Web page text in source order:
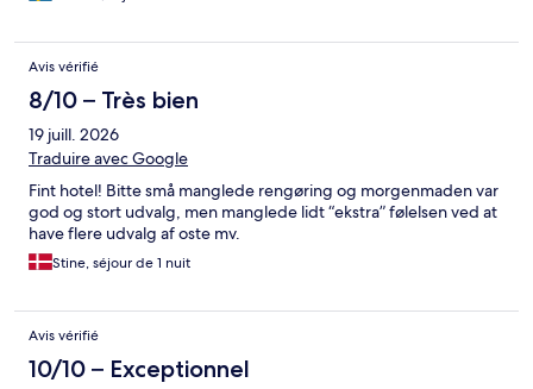
Avis vérifié
8/10 – Très bien
19 juill. 2026
Traduire avec Google
Fint hotel! Bitte små manglede rengøring og morgenmaden var
god og stort udvalg, men manglede lidt “ekstra” følelsen ved at
have flere udvalg af oste mv.
Stine, séjour de 1 nuit
Avis vérifié
10/10 – Exceptionnel